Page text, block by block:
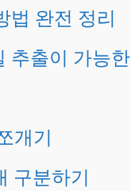
법 완전 정리
추출이 가능한
개기
구분하기